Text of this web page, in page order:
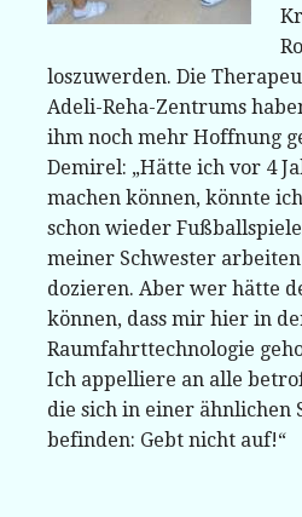
loszuwerden. Die
Adeli-Reha-Zentrums
ihm noch mehr Hoffnung
Demirel: „Hätte ich vor 4
machen können, könnte
schon wieder
meiner Schwester
dozieren. Aber wer hätte
können, dass mir hier in
Raumfahrttechnologie
Ich appelliere an alle
die sich in einer ähnlichen
befinden: Gebt nicht auf!“